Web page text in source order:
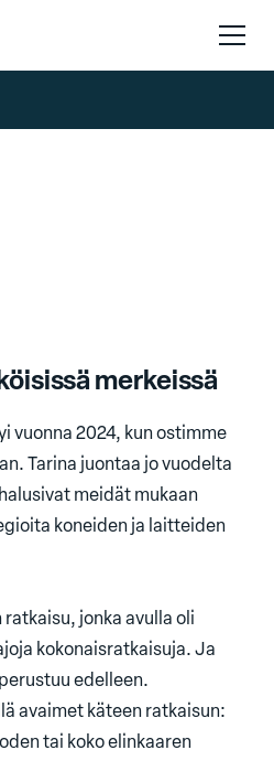
merkeissä
vuonna 2024, kun ostimme
Tarina juontaa jo vuodelta
meidät mukaan
koneiden ja laitteiden
jonka avulla oli
kokonaisratkaisuja. Ja
edelleen.
avaimet käteen ratkaisun:
tai koko elinkaaren